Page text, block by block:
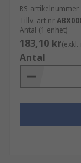
RS-artikelnummer
Tillv. art.nr
Antal (1 enhet)
183,10 kr
Antal